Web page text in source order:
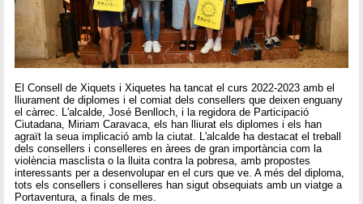
El Consell de Xiquets i Xiquetes ha tancat el curs 2022-2023 amb el
lliurament de diplomes i el comiat dels consellers que deixen enguany
el càrrec. L'alcalde, José Benlloch, i la regidora de Participació
Ciutadana, Miriam Caravaca, els han lliurat els diplomes i els han
agraït la seua implicació amb la ciutat. L'alcalde ha destacat el treball
dels consellers i conselleres en àrees de gran importància com la
violència masclista o la lluita contra la pobresa, amb propostes
interessants per a desenvolupar en el curs que ve. A més del diploma,
tots els consellers i conselleres han sigut obsequiats amb un viatge a
Portaventura, a finals de mes.